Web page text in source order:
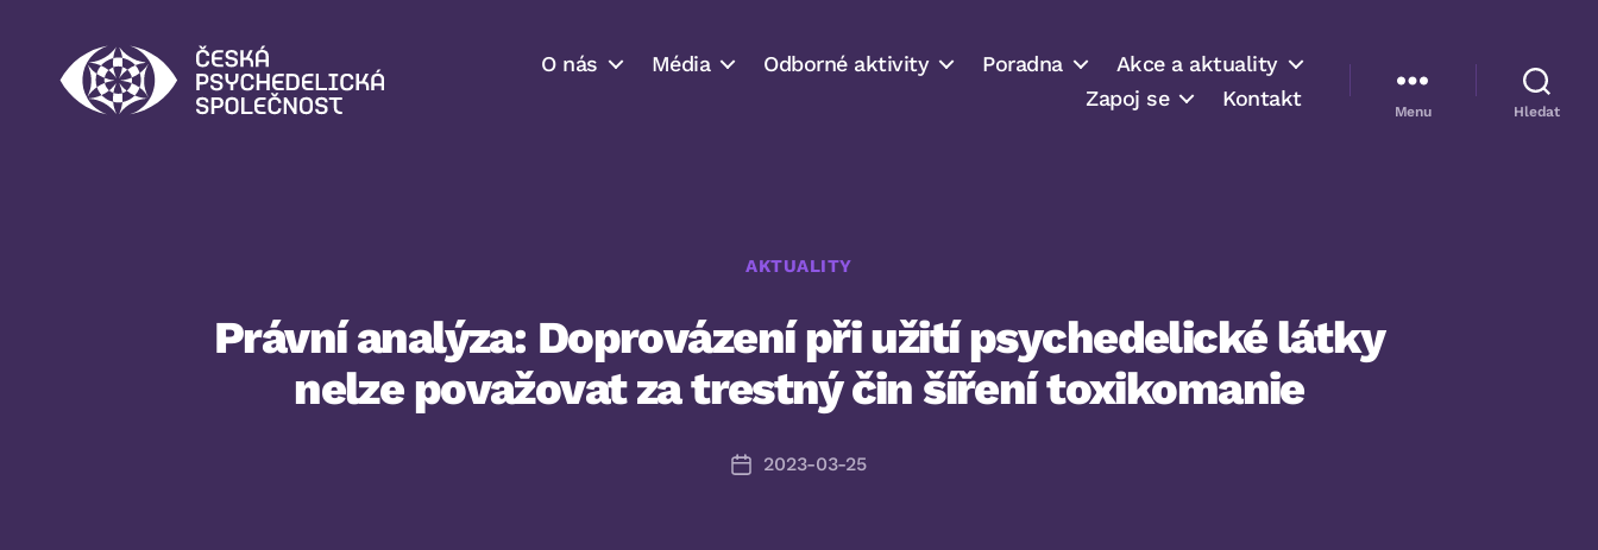
O nás Média Odborné aktivity Poradna
Akce a aktuality
Zapoj se
Kontakt
Menu Hledat
Rubriky
AKTUALITY
Právní analýza: Doprovázení při užití psychedelické látky
nelze považovat za trestný čin šíření toxikomanie
Datum
2023-03-25